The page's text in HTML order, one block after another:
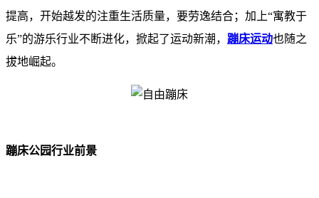
提高，开始越发的注重生活质量，要劳逸结合；加上“寓教于
乐”的游乐行业不断进化，掀起了运动新潮， 蹦床运动也随之
拔地崛起。
蹦床公园行业前景